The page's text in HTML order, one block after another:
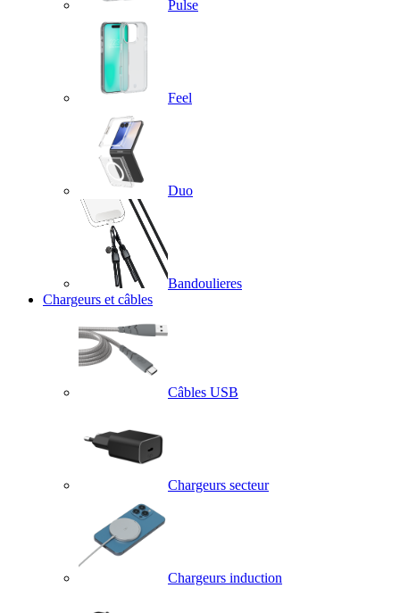
Pulse
Feel
Duo
Bandoulieres
Chargeurs et câbles
Câbles USB
Chargeurs secteur
Chargeurs induction